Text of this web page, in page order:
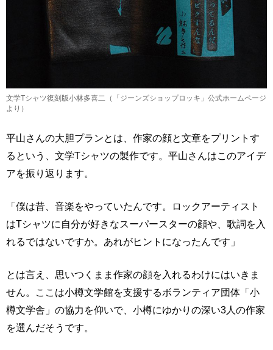
文学Tシャツ復刻版小林多喜二（「ジーンズショップロッキ」公式ホームページ
より）
平山さんの大胆プランとは、作家の顔と文章をプリントす
るという、文学Tシャツの製作です。平山さんはこのアイデ
アを振り返ります。
「僕は昔、音楽をやっていたんです。ロックアーティスト
はTシャツに自分が好きなスーパースターの顔や、歌詞を入
れるではないですか。あれがヒントになったんです」
とは言え、思いつくまま作家の顔を入れるわけにはいきま
せん。ここは小樽文学館を支援するボランティア団体「小
樽文学舎」の協力を仰いで、小樽にゆかりの深い3人の作家
を選んだそうです。